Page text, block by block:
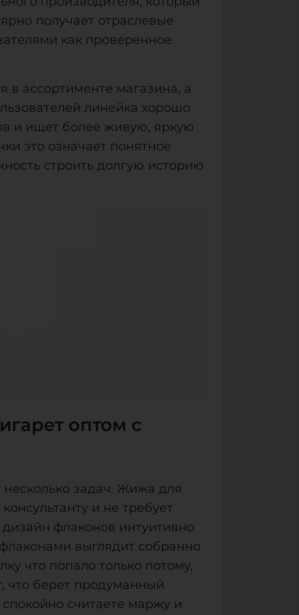
получает отраслевые
как проверенное
в ассортименте магазина, а
линейка хорошо
и ищет более живую, яркую
это означает понятное
строить долгую историю
оптом с
задач. Жижа для
и не требует
флаконов интуитивно
выглядит собранно
что попало только потому,
что берет продуманный
считаете маржу и